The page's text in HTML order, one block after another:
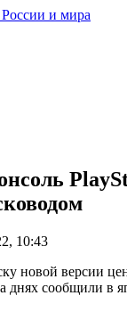
10:43
новой версии
днях сообщили в